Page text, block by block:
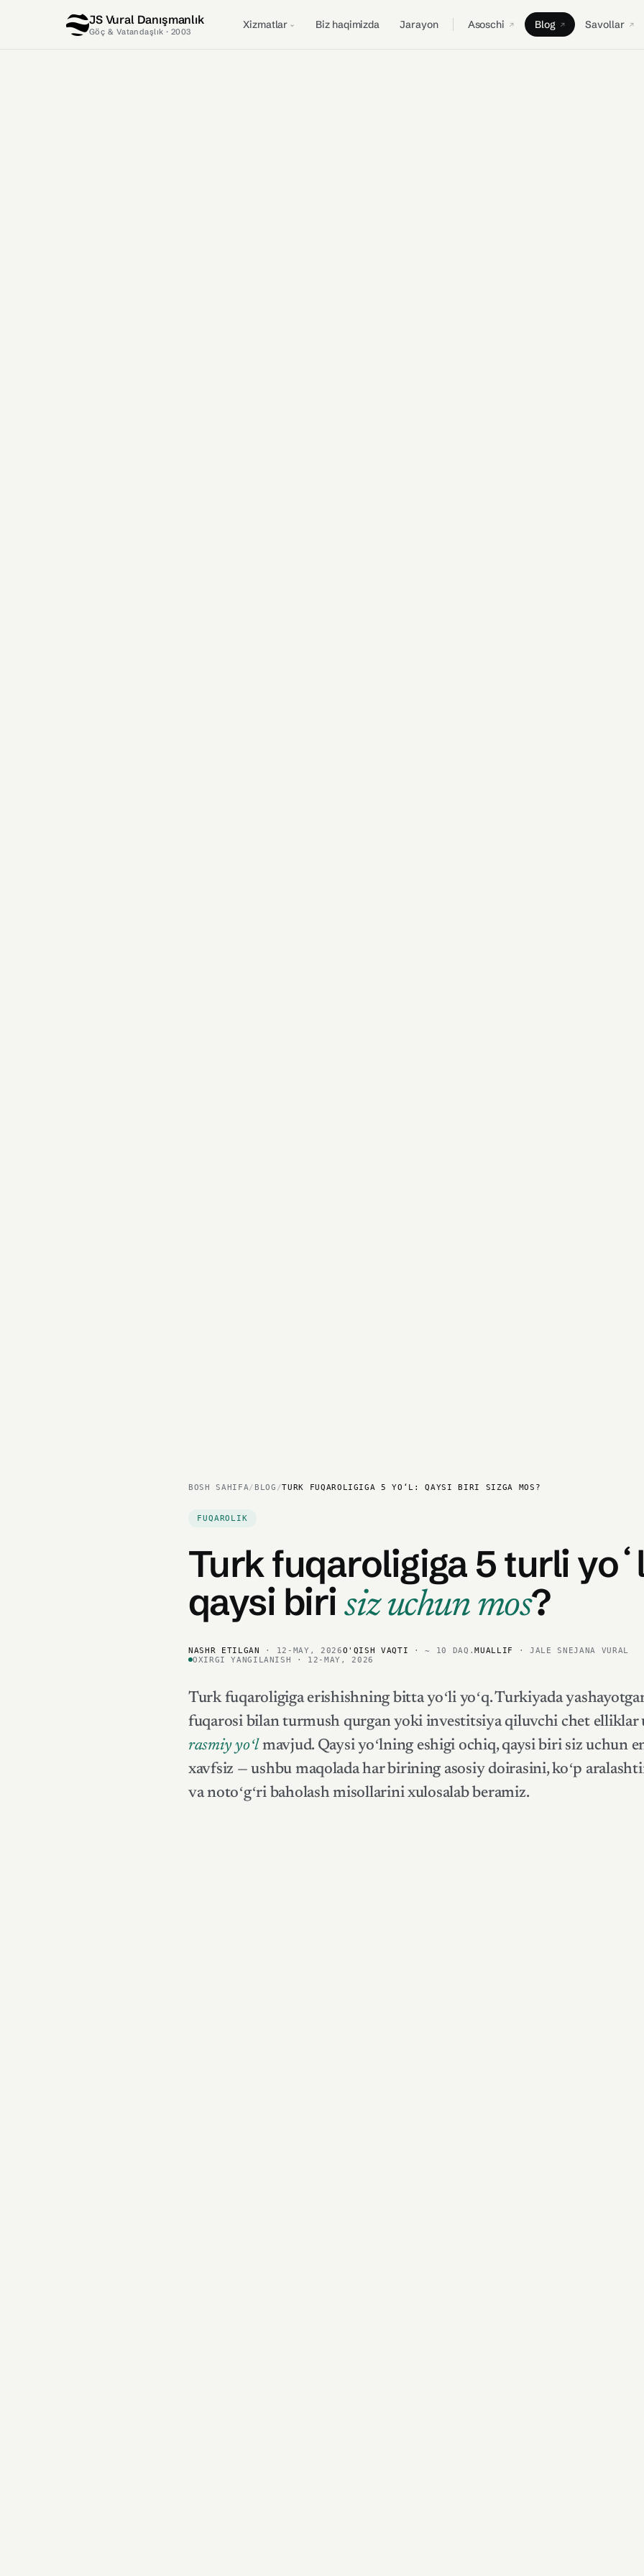
JS Vural Danışmanlık
Göç & Vatandaşlık · 2003
Xizmatlar Biz haqimizda Jarayon Asoschi Blog Savollar
BOSH SAHIFA / BLOG /TURK FUQAROLIGIGA 5 YOʻL: QAYSI BIRI SIZGA MOS?
FUQAROLIK
Turk fuqaroligiga 5 turli
qaysi birisiz uchun mos?
NASHR ETILGAN · 12-MAY, 2026O'QISH VAQTI · ~ 10 DAQ.MUALLIF · JALE SNEJANA VURAL
OXIRGI YANGILANISH · 12-MAY, 2026
Turk fuqaroligiga erishishning bitta yoʻli yoʻq. Turkiyada
fuqarosi bilan turmush qurgan yoki investitsiya qiluvchi chet
rasmiy yoʻl mavjud. Qaysi yoʻlning eshigi ochiq, qaysi biri siz uchun
xavfsiz — ushbu maqolada har birining asosiy doirasini, koʻp
va notoʻgʻri baholash misollarini xulosalab beramiz.